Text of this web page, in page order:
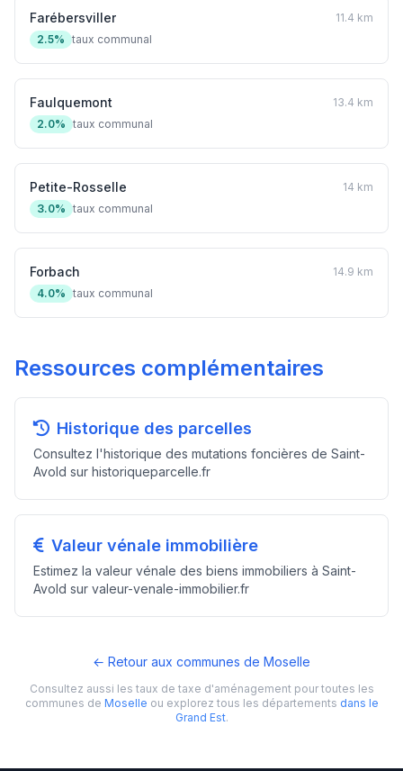
Farébersviller
11.4 km
2.5% taux communal
Faulquemont
13.4 km
2.0% taux communal
Petite-Rosselle
14 km
3.0% taux communal
Forbach
14.9 km
4.0% taux communal
Ressources complémentaires
Historique des parcelles
Consultez l'historique des mutations foncières de Saint-
Avold sur historiqueparcelle.fr
Valeur vénale immobilière
Estimez la valeur vénale des biens immobiliers à Saint-
Avold sur valeur-venale-immobilier.fr
← Retour aux communes de Moselle
Consultez aussi les taux de taxe d'aménagement pour toutes les
communes de Moselle ou explorez tous les départements dans le
Grand Est.